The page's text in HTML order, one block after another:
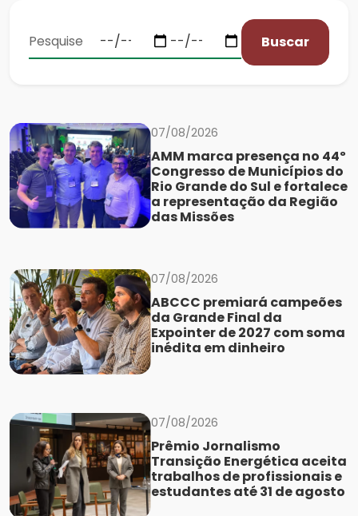
Buscar
07/08/2026
AMM marca presença no 44º
Congresso de Municípios do
Rio Grande do Sul e fortalece
a representação da Região
das Missões
07/08/2026
ABCCC premiará campeões
da Grande Final da
Expointer de 2027 com soma
inédita em dinheiro
07/08/2026
Prêmio Jornalismo
Transição Energética aceita
trabalhos de profissionais e
estudantes até 31 de agosto